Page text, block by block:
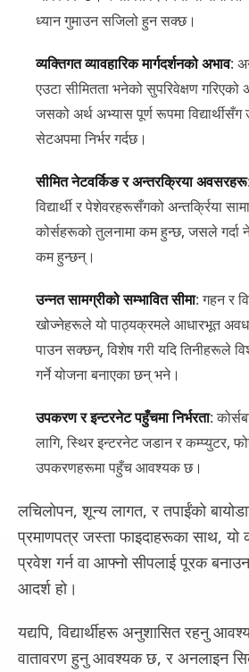
ध्यान गुमाउन सजिलो हुन सक्छ।
व्यक्तिगत व्यावहारिक मार्गदर्शनको अभाव:
एउटा सीमितता भनेको सुपरिवेक्षण गरिएको
जसको अर्थ अभ्यास पूर्ण रूपमा
सेटअपमा निर्भर गर्दछ।
सीमित नेटवर्किङ र अन्तरक्रिया अवसरहरू
विद्यार्थी र पेशेवरहरूसँगको अन्तर्क्रिया
कोर्सहरूको तुलनामा कम हुन्छ, जसले
कम हुन्छन्।
उन्नत सामग्रीको सम्भावित सीमा: गहन र
खोज्नेहरूले यो पाठ्यक्रमले आधारभूत
पाउन सक्छन्, विशेष गरी यदि तिनीहरूले
गर्ने योजना बनाएका छन् भने।
उपकरण र इन्टरनेट पहुँचमा निर्भरता:
लागि, स्थिर इन्टरनेट जडान र कम्प्युटर,
उपकरणहरूमा पहुँच आवश्यक छ।
लचिलोपन, शून्य लागत, र तपाईंको
प्रमाणपत्र जस्ता फाइदाहरूका साथ, यो
प्रवेश गर्न वा आफ्नो सीपलाई पूरक
आदर्श हो।
यद्यपि, विद्यार्थीहरू अनुशासित रहनु
वातावरण हुनु आवश्यक छ, र अनलाइन